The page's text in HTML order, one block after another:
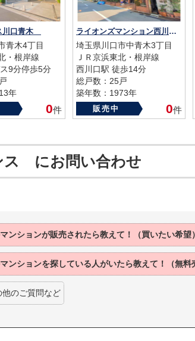
川口青木
青木4丁目
・根岸線
9分停歩5分
年
0件
ライオンズマンション西川口
埼玉県川口市中青木3丁目
ＪＲ京浜東北・根岸線
西川口駅 徒歩14分
総戸数：25戸
築年数：1973年
販売中 0件
ス にお問い合わせ
ンションが販売されたら教えて！（買いたい希望）
ンションを探している人がいたら教えて！（無料
他のご質問など